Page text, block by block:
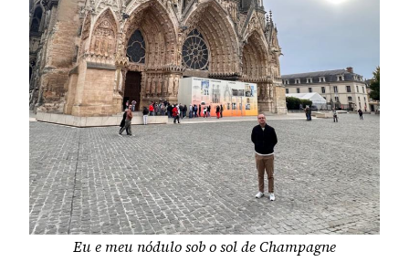
Eu e meu nódulo sob o sol de Champagne